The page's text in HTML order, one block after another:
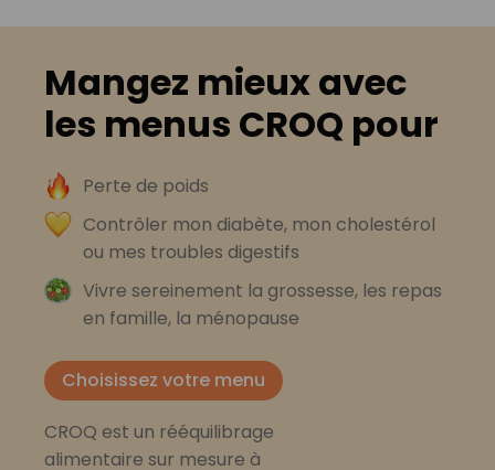
Mangez mieux avec
les menus CROQ pour
Perte de poids
Contrôler mon diabète, mon cholestérol
ou mes troubles digestifs
Vivre sereinement la grossesse, les repas
en famille, la ménopause
Choisissez votre menu
CROQ est un rééquilibrage
alimentaire sur mesure à